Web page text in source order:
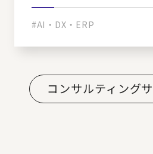
#AI・DX・ERP
コンサルティング